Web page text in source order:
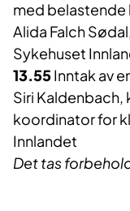
med
Alida Falch
Sykehuset
13.55Inntak av
Siri
koordinator for
Innlandet
Det tas